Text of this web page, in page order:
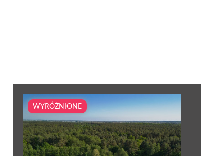
WYRÓŻNIONE